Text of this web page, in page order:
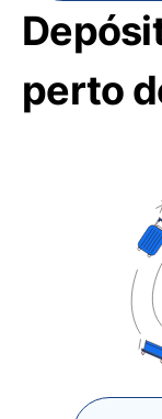
perto